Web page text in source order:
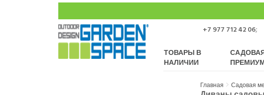
+7 977 712 42 06;
ТОВАРЫ В
НАЛИЧИИ
Главная Садовая